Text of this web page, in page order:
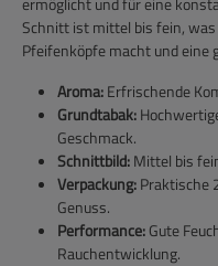
Schnitt ist mittel bis fein,
Pfeifenköpfe macht und
Aroma:Erfrischende
Grundtabak:
Geschmack.
Schnittbild:Mittel bis
Verpackung:Praktische
Genuss.
Performance:Gute
Rauchentwicklung.